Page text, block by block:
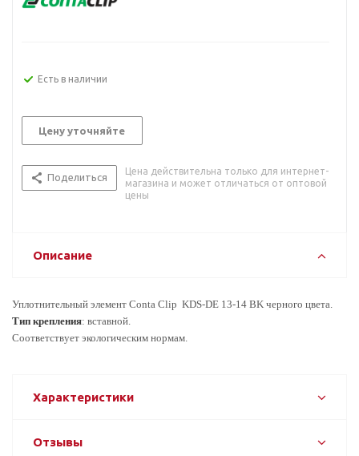
Есть в наличии
Цену уточняйте
Поделиться
Цена действительна только для интернет-
магазина и может отличаться от оптовой
цены
Описание
Уплотнительный элемент Conta Clip KDS-DE 13-14 BK черного цвета.
Тип крепления: вставной.
Соответствует экологическим нормам.
Характеристики
Отзывы